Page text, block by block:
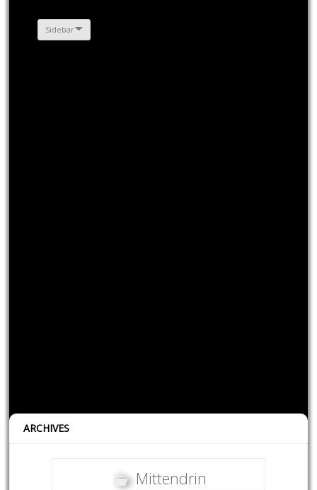
Sidebar
ARCHIVES
Mittendrin